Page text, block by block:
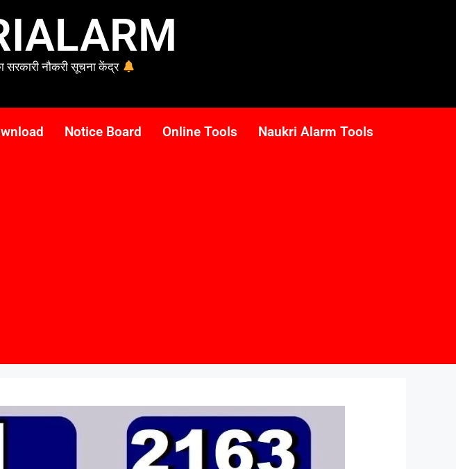
नौकरी सूचना केंद्र
Notice Board Online Tools Naukri Alarm Tools